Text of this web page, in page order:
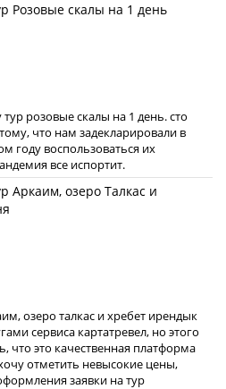
розовые скалы на 1 день. сто
что нам задекларировали в
году воспользоваться их
все испортит.
озеро талкас и хребет ирендык
сервиса картатревел, но этого
что это качественная платформа
отметить невысокие цены,
заявки на тур